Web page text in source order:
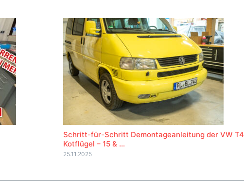
Schritt-für-Schritt Demontageanleitung der VW T4
Kotflügel – 15 & ...
25.11.2025